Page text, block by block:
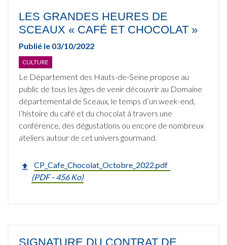
LES GRANDES HEURES DE
SCEAUX « CAFÉ ET CHOCOLAT »
Publié le 03/10/2022
CULTURE
Le Département des Hauts-de-Seine propose au
public de tous les âges de venir découvrir au Domaine
départemental de Sceaux, le temps d’un week-end,
l’histoire du café et du chocolat à travers une
conférence, des dégustations ou encore de nombreux
ateliers autour de cet univers gourmand.
CP_Cafe_Chocolat_Octobre_2022.pdf
(PDF- 456 Ko)
SIGNATURE DU CONTRAT DE